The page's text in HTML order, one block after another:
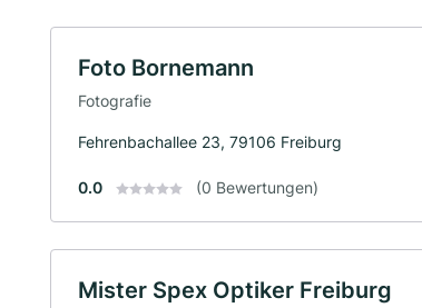
Foto Bornemann
Fotografie
Fehrenbachallee 23, 79106 Freiburg
0.0 (0 Bewertungen)
Mister Spex Optiker Freiburg